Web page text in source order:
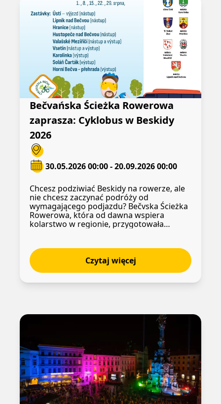
Bečvańska Ścieżka Rowerowa
zaprasza: Cyklobus w Beskidy
2026
30.05.2026 00:00 - 20.09.2026 00:00
Chcesz podziwiać Beskidy na rowerze, ale
nie chcesz zaczynać podróży od
wymagającego podjazdu? Bečvska Ścieżka
Rowerowa, która od dawna wspiera
kolarstwo w regionie, przygotowała
instalacja kilku brązowych rzeźb Jaroslava
Koléška, które wypełniają przestrzeń
kaplicy. Nieco prowokacyjny ton
stopniu „zakłóca” ujęcie skądinąd
spowiedź i współczucie. Samotne postacie
Aleša Hudečka poruszają się poza czasem i
realną przestrzenią, które autor umieszcza
w często bardzo niepokojących wnętrzach.
W Muzeum Archidiecezjalnym prezentuje
on monumentalne płótno, które umieszcza
w krużgankach, z dominującym
średniowiecznym freskiem
przedstawiającym ofiarę Chrystusa na
krzyżu. Z drugiej strony, bardzo osobistym,
wewnętrznym wejściem jest para płócien
Czytaj więcej